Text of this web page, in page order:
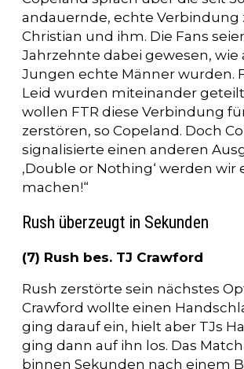
andauernde, echte Verbindung
Christian und ihm. Die Fans
Jahrzehnte dabei gewesen, wie
Jungen echte Männer wurden.
Leid wurden miteinander
wollen FTR diese Verbindung
zerstören, so Copeland. Doch
signalisierte einen anderen
‚Double or Nothing‘ werden wir
machen!“
Rush überzeugt in Sekunden
(7) Rush bes. TJ Crawford
Rush zerstörte sein nächstes
Crawford wollte einen
ging darauf ein, hielt aber TJs
ging dann auf ihn los. Das
binnen Sekunden nach einem